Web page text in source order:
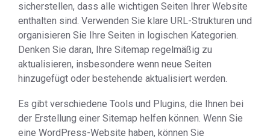
sicherstellen, dass alle wichtigen Seiten Ihrer Website
enthalten sind. Verwenden Sie klare URL-Strukturen und
organisieren Sie Ihre Seiten in logischen Kategorien.
Denken Sie daran, Ihre Sitemap regelmäßig zu
aktualisieren, insbesondere wenn neue Seiten
hinzugefügt oder bestehende aktualisiert werden.
Es gibt verschiedene Tools und Plugins, die Ihnen bei
der Erstellung einer Sitemap helfen können. Wenn Sie
eine WordPress-Website haben, können Sie